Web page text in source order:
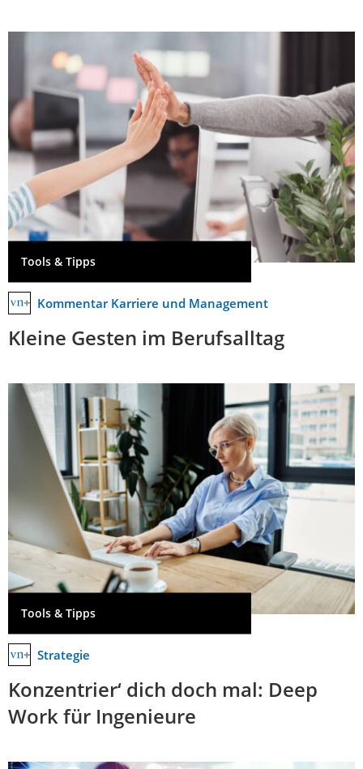
Tools & Tipps
Kommentar Karriere und Management
Kleine Gesten im Berufsalltag
Tools & Tipps
Strategie
Konzentrier‘ dich doch mal: Deep
Work für Ingenieure